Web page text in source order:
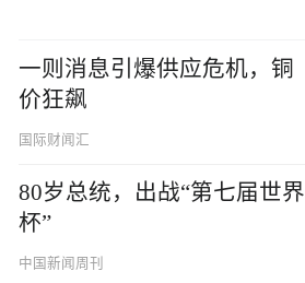
一则消息引爆供应危机，铜
价狂飙
国际财闻汇
80岁总统，出战“第七届世界
杯”
中国新闻周刊